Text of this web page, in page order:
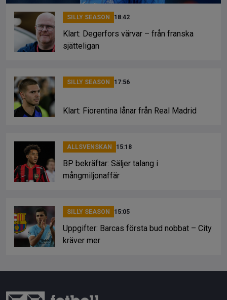
SILLY SEASON 18:42
Klart: Degerfors värvar – från franska
sjätteligan
SILLY SEASON 17:56
Klart: Fiorentina lånar från Real Madrid
ALLSVENSKAN 15:18
BP bekräftar: Säljer talang i
mångmiljonaffär
SILLY SEASON 15:05
Uppgifter: Barcas första bud nobbat – City
kräver mer